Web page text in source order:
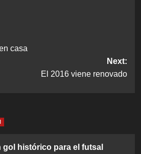
casa
Next:
El 2016 viene renovado
histórico para el futsal